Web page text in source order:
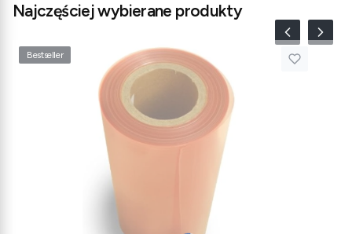
Najczęściej wybierane produkty
Bestseller